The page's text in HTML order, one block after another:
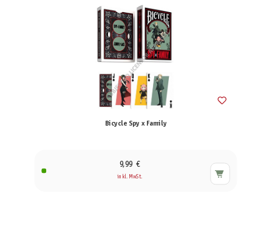
Bicycle Spy x Family
9,99 €
inkl. MwSt.